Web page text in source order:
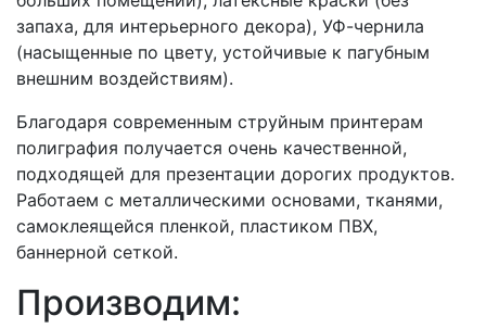
запаха, для интерьерного декора), УФ-чернила
(насыщенные по цвету, устойчивые к пагубным
внешним воздействиям).
Благодаря современным струйным принтерам
полиграфия получается очень качественной,
подходящей для презентации дорогих продуктов.
Работаем с металлическими основами, тканями,
самоклеящейся пленкой, пластиком ПВХ,
баннерной сеткой.
Производим: